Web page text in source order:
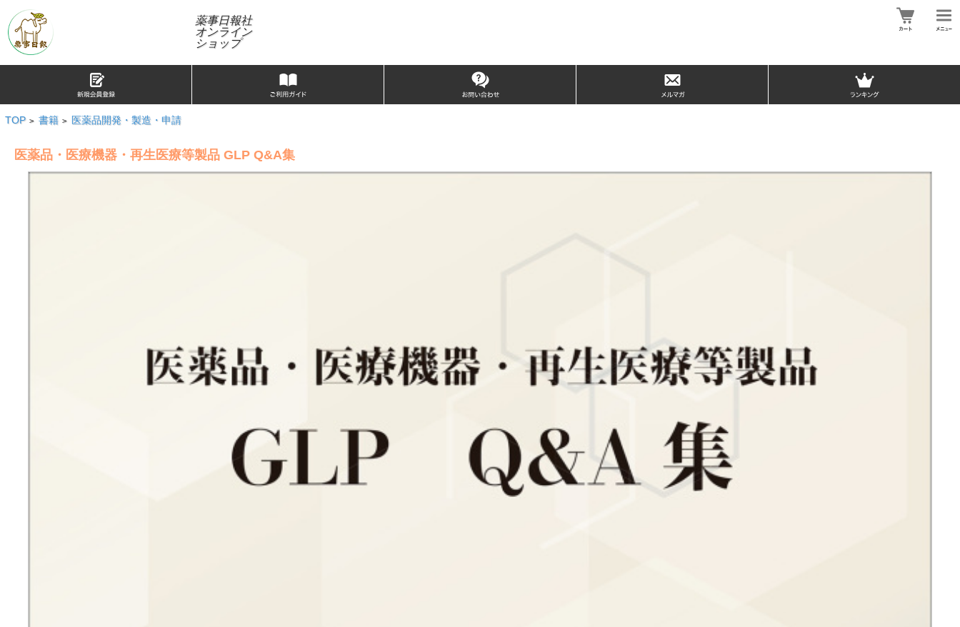
薬事日報社
オンライン
ショップ
TOP > 書籍 > 医薬品開発・製造・申請
医薬品・医療機器・再生医療等製品 GLP Q&A集